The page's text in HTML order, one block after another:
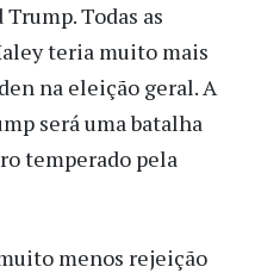
Todas as
teria muito mais
na eleição geral. A
será uma batalha
temperado pela
menos rejeição